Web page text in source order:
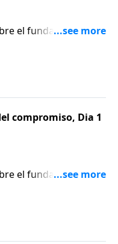
el fundamento de
el uno con el
matrimonial.
compromiso, Dia 1
el fundamento de
el uno con el
matrimonial.